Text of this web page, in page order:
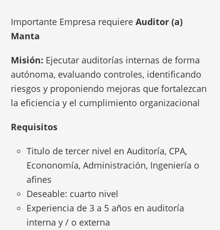
Importante Empresa requiereAuditor (a)
Manta
Misión: Ejecutar auditorías internas de forma
autónoma, evaluando controles, identificando
riesgos y proponiendo mejoras que fortalezcan
la eficiencia y el cumplimiento organizacional
Requisitos
Titulo de tercer nivel en Auditoría, CPA,
Econonomía, Administración, Ingeniería o
afines
Deseable: cuarto nivel
Experiencia de 3 a 5 años en auditoría
interna y / o externa